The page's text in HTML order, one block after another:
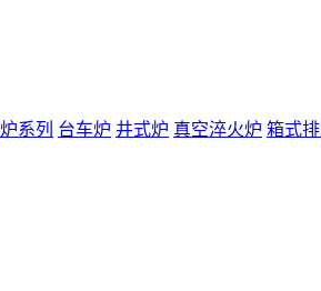
系列 台车炉 井式炉 真空淬火炉 箱式